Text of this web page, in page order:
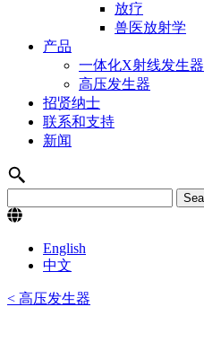
放疗
兽医放射学
产品
一体化X射线发生器
高压发生器
招贤纳士
联系和支持
新闻
English
中文
< 高压发生器